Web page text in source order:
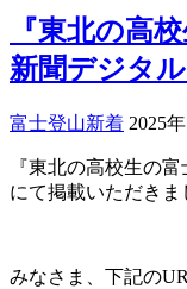
『東北の高
新聞デジタ
富士登山新着 2025
『東北の高校生の
にて掲載いただきま
みなさま、下記の